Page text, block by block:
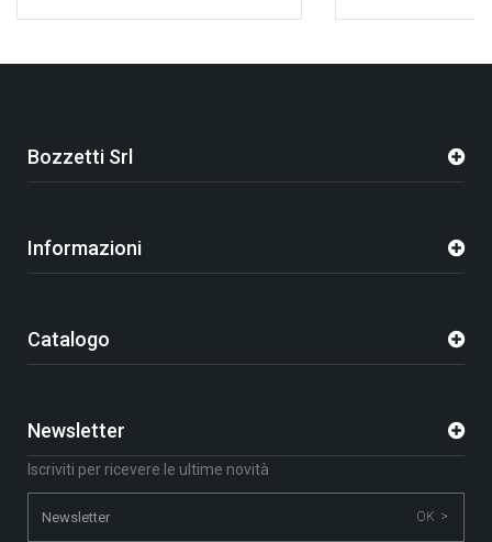
Bozzetti Srl
Informazioni
Catalogo
Newsletter
Iscriviti per ricevere le ultime novità
OK >